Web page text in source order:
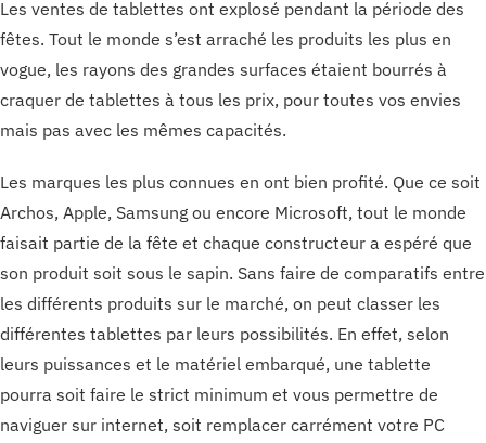
Les ventes de tablettes ont explosé pendant la période des
fêtes. Tout le monde s’est arraché les produits les plus en
vogue, les rayons des grandes surfaces étaient bourrés à
craquer de tablettes à tous les prix, pour toutes vos envies
mais pas avec les mêmes capacités.
Les marques les plus connues en ont bien profité. Que ce soit
Archos, Apple, Samsung ou encore Microsoft, tout le monde
faisait partie de la fête et chaque constructeur a espéré que
son produit soit sous le sapin. Sans faire de comparatifs entre
les différents produits sur le marché, on peut classer les
différentes tablettes par leurs possibilités. En effet, selon
leurs puissances et le matériel embarqué, une tablette
pourra soit faire le strict minimum et vous permettre de
naviguer sur internet, soit remplacer carrément votre PC